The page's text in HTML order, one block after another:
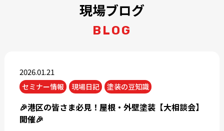
現場ブログ
BLOG
2026.01.21
セミナー情報 現場日記 塗装の豆知識
🎉港区の皆さま必見！屋根・外壁塗装【大相談会】
開催🎉